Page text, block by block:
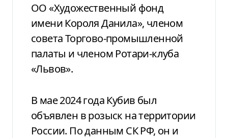
ОО «Художественный фонд
имени Короля Данила», членом
совета Торгово-промышленной
палаты и членом Ротари-клуба
«Львов».
В мае 2024 года Кубив был
объявлен ​​в розыск на территории
России. По данным СК РФ, он и